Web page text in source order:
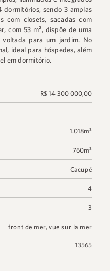
sendo 3 amplas
com closets, sacadas com
com 53 m², dispõe de uma
voltada para um jardim. No
ideal para hóspedes, além
em dormitório.
R$ 14 300 000,00
1.018m²
760m²
Cacupé
4
3
front de mer,vue sur la mer
13565